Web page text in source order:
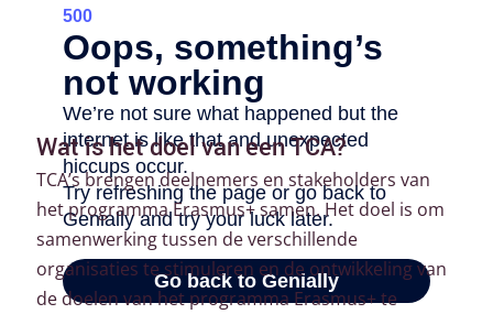
Wat is het doel van een TCA?
TCA’s brengen deelnemers en stakeholders van
het programma Erasmus+ samen. Het doel is om
samenwerking tussen de verschillende
organisaties te stimuleren en de ontwikkeling van
de doelen van het programma Erasmus+ te